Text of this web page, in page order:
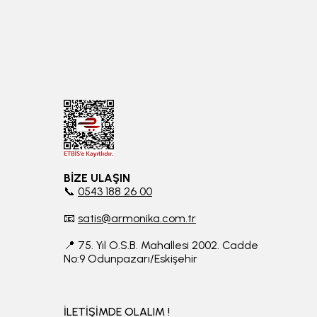
BİZE ULAŞIN
📞 0543 188 26 00
📧 satis@armonika.com.tr
📍 75. Yıl O.S.B. Mahallesi 2002. Cadde
No:9 Odunpazarı/Eskişehir
İLETİŞİMDE OLALIM !